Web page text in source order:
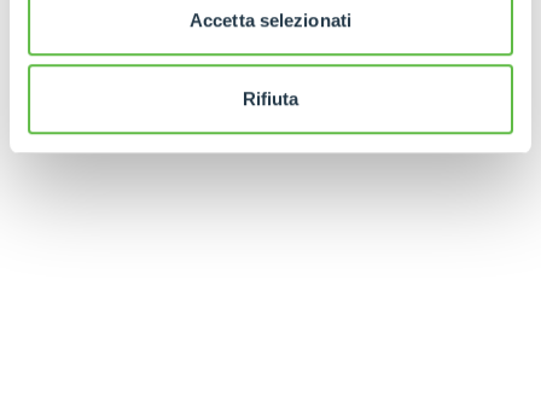
Accetta selezionati
Rifiuta